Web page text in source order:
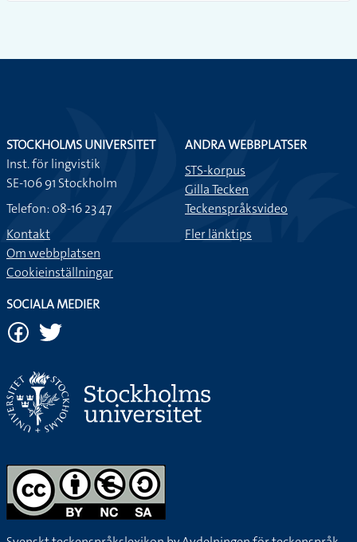
STOCKHOLMS UNIVERSITET
Inst. för lingvistik
SE-106 91 Stockholm
Telefon: 08-16 23 47
Kontakt
Om webbplatsen
Cookieinställningar
ANDRA WEBBPLATSER
STS-korpus
Gilla Tecken
Teckenspråksvideo
Fler länktips
SOCIALA MEDIER